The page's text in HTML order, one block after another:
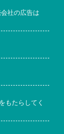
社の広告は
もたらしてく